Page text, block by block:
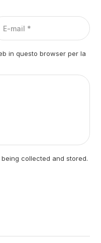
in questo browser per la
collected and stored.